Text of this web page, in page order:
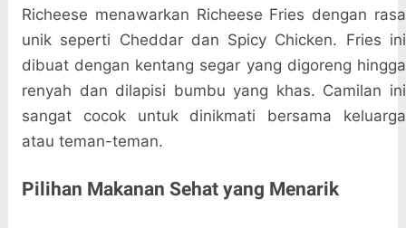
Richeese menawarkan Richeese Fries dengan rasa
unik seperti Cheddar dan Spicy Chicken. Fries ini
dibuat dengan kentang segar yang digoreng hingga
renyah dan dilapisi bumbu yang khas. Camilan ini
sangat cocok untuk dinikmati bersama keluarga
atau teman-teman.
Pilihan Makanan Sehat yang Menarik